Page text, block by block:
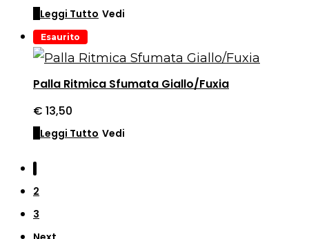
Leggi Tutto Vedi
Esaurito
Palla Ritmica Sfumata Giallo/Fuxia
€ 13,50
Leggi Tutto Vedi
2
3